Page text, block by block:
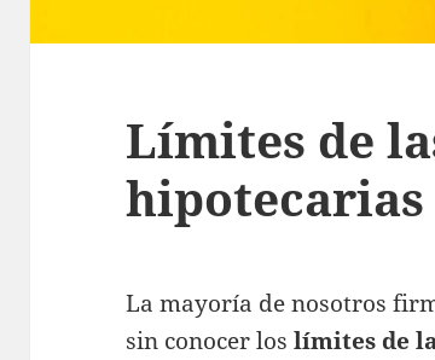
Límites de
hipotecarias
La mayoría de nosotros
sin conocer loslímites de